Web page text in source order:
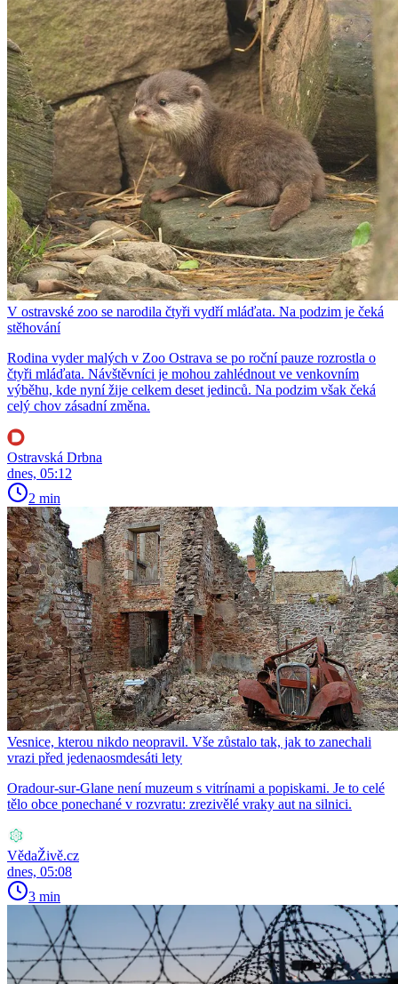
V ostravské zoo se narodila čtyři vydří mláďata. Na podzim je čeká
stěhování
Rodina vyder malých v Zoo Ostrava se po roční pauze rozrostla o
čtyři mláďata. Návštěvníci je mohou zahlédnout ve venkovním
výběhu, kde nyní žije celkem deset jedinců. Na podzim však čeká
celý chov zásadní změna.
Ostravská Drbna
dnes, 05:12
2 min
Vesnice, kterou nikdo neopravil. Vše zůstalo tak, jak to zanechali
vrazi před jedenaosmdesáti lety
Oradour-sur-Glane není muzeum s vitrínami a popiskami. Je to celé
tělo obce ponechané v rozvratu: zrezivělé vraky aut na silnici.
VědaŽivě.cz
dnes, 05:08
3 min